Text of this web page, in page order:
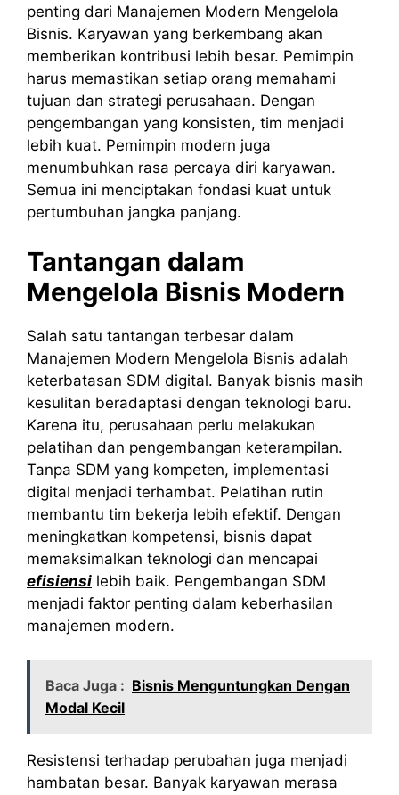
penting dari Manajemen Modern Mengelola
Bisnis. Karyawan yang berkembang akan
memberikan kontribusi lebih besar. Pemimpin
harus memastikan setiap orang memahami
tujuan dan strategi perusahaan. Dengan
pengembangan yang konsisten, tim menjadi
lebih kuat. Pemimpin modern juga
menumbuhkan rasa percaya diri karyawan.
Semua ini menciptakan fondasi kuat untuk
pertumbuhan jangka panjang.
Tantangan dalam
Mengelola Bisnis Modern
Salah satu tantangan terbesar dalam
Manajemen Modern Mengelola Bisnis adalah
keterbatasan SDM digital. Banyak bisnis masih
kesulitan beradaptasi dengan teknologi baru.
Karena itu, perusahaan perlu melakukan
pelatihan dan pengembangan keterampilan.
Tanpa SDM yang kompeten, implementasi
digital menjadi terhambat. Pelatihan rutin
membantu tim bekerja lebih efektif. Dengan
meningkatkan kompetensi, bisnis dapat
memaksimalkan teknologi dan mencapai
efisiensi lebih baik. Pengembangan SDM
menjadi faktor penting dalam keberhasilan
manajemen modern.
Baca Juga : Bisnis Menguntungkan Dengan
Modal Kecil
Resistensi terhadap perubahan juga menjadi
hambatan besar. Banyak karyawan merasa